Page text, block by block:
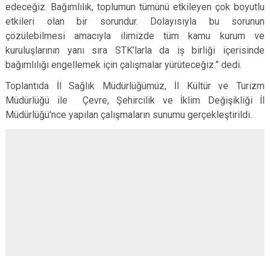
edeceğiz. Bağımlılık, toplumun tümünü etkileyen çok boyutlu
etkileri olan bir sorundur. Dolayısıyla bu sorunun
çözülebilmesi amacıyla ilimizde tüm kamu kurum ve
kuruluşlarının yanı sıra STK’larla da iș birliği içerisinde
bağımlılığı engellemek için çalışmalar yürüteceğiz.” dedi.
Toplantıda İl Sağlık Müdürlüğümüz, İl Kültür ve Turizm
Müdürlüğü ile Çevre, Şehircilik ve İklim Değişikliği İl
Müdürlüğü'nce yapılan çalışmaların sunumu gerçekleştirildi.